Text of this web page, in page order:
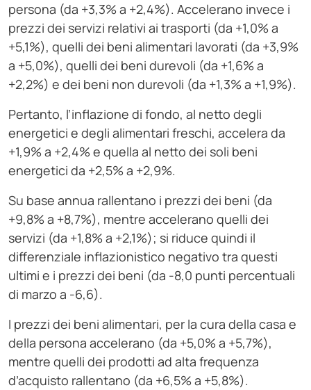
persona (da +3,3% a +2,4%). Accelerano invece i
prezzi dei servizi relativi ai trasporti (da +1,0% a
+5,1%), quelli dei beni alimentari lavorati (da +3,9%
a +5,0%), quelli dei beni durevoli (da +1,6% a
+2,2%) e dei beni non durevoli (da +1,3% a +1,9%).
Pertanto, l’inflazione di fondo, al netto degli
energetici e degli alimentari freschi, accelera da
+1,9% a +2,4% e quella al netto dei soli beni
energetici da +2,5% a +2,9%.
Su base annua rallentano i prezzi dei beni (da
+9,8% a +8,7%), mentre accelerano quelli dei
servizi (da +1,8% a +2,1%); si riduce quindi il
differenziale inflazionistico negativo tra questi
ultimi e i prezzi dei beni (da -8,0 punti percentuali
di marzo a -6,6).
I prezzi dei beni alimentari, per la cura della casa e
della persona accelerano (da +5,0% a +5,7%),
mentre quelli dei prodotti ad alta frequenza
d’acquisto rallentano (da +6,5% a +5,8%).